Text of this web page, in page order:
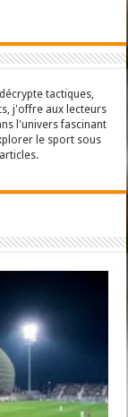
tactiques,
j'offre aux lecteurs
l'univers fascinant
le sport sous